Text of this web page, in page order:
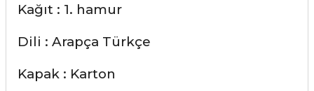
Kağıt : 1. hamur
Dili : Arapça Türkçe
Kapak : Karton